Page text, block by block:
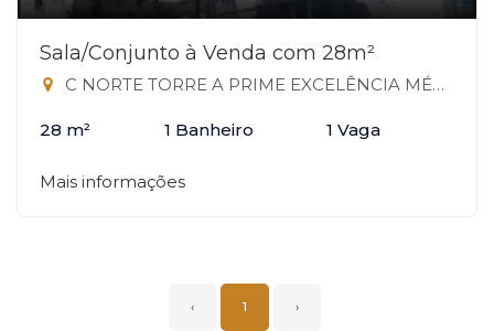
Sala/Conjunto à Venda com 28m²
C NORTE TORRE A PRIME EXCELÊNCIA MÉDICA TORRE A TAGUATINGA DF, 503 - Taguatinga Norte, Taguatinga-DF
28 m² 1 Banheiro 1 Vaga
Mais informações
‹ 1 ›